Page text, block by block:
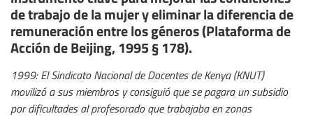
de trabajo de la mujer y eliminar la diferencia de
remuneración entre los géneros (Plataforma de
Acción de Beijing, 1995 § 178).
1999: El Sindicato Nacional de Docentes de Kenya (KNUT)
movilizó a sus miembros y consiguió que se pagara un subsidio
por dificultades al profesorado que trabajaba en zonas